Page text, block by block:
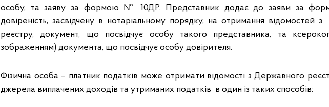
особу, та заяву за формою № 10ДР. Представник додає до заяви за
довіреність, засвідчену в нотаріальному порядку, на отримання
реєстру, документ, що посвідчує особу такого представника, та
зображенням) документа, що посвідчує особу довірителя.
Фізична особа – платник податків може отримати відомості з Державного
джерела виплачених доходів та утриманих податків в один із таких способів: